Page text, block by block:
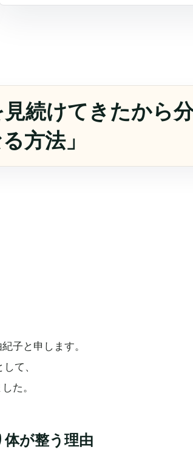
続けてきたから
方法」
子と申します。
て、
た。
が整う理由